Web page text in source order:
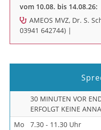
vom 10.08. bis 14.08.26:
AMEOS MVZ, Dr. S.
03941 642744) |
30 MINUTEN VOR
ERFOLGT KEINE
Mo
7.30 - 11.30 Uhr